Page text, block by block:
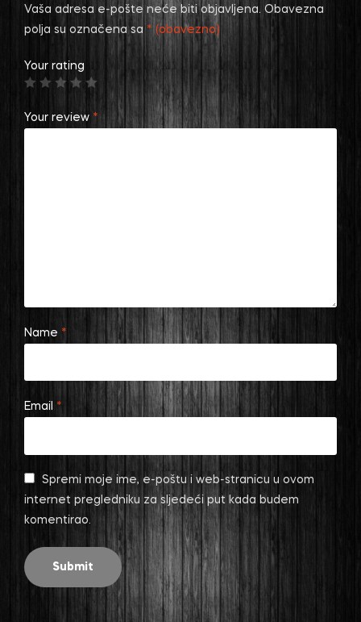
Vaša adresa e-pošte neće biti objavljena. Obavezna
polja su označena sa * (obavezno)
Your rating
Your review *
Name *
Email *
Spremi moje ime, e-poštu i web-stranicu u ovom
internet pregledniku za sljedeći put kada budem
komentirao.